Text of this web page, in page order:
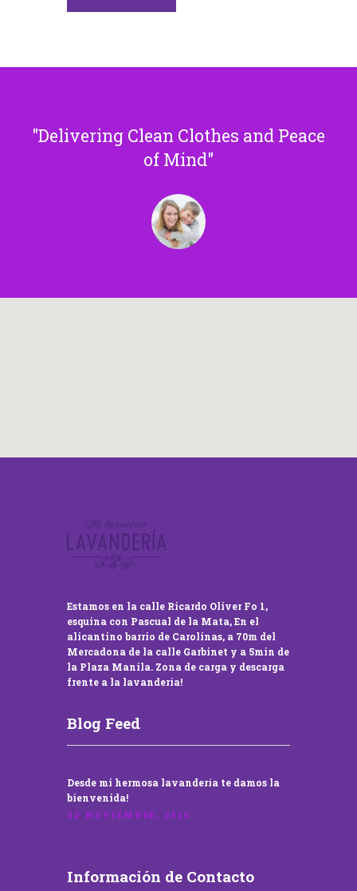
Delivering Clean Clothes and Peace
of Mind
Estamos en la calle Ricardo Oliver Fo 1,
esquina con Pascual de la Mata, En el
alicantino barrio de Carolinas, a 70m del
Mercadona de la calle Garbinet y a 5min de
la Plaza Manila. Zona de carga y descarga
frente a la lavandería!
Blog Feed
Desde mi hermosa lavandería te damos la
bienvenida!
22 NOVIEMBRE, 2016
Información de Contacto